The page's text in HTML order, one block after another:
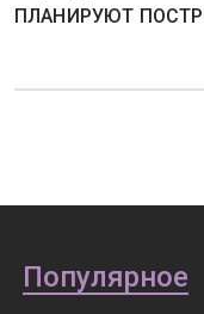
ПЛАНИРУЮТ
Популярное